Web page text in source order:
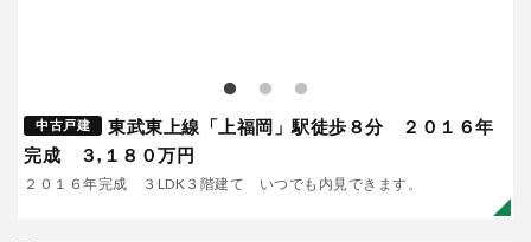
中古戸建
東武東上線「上福岡」駅徒歩８分 ２０１６年
完成 ３,１８０万円
２０１６年完成 ３LDK３階建て いつでも内見できます。